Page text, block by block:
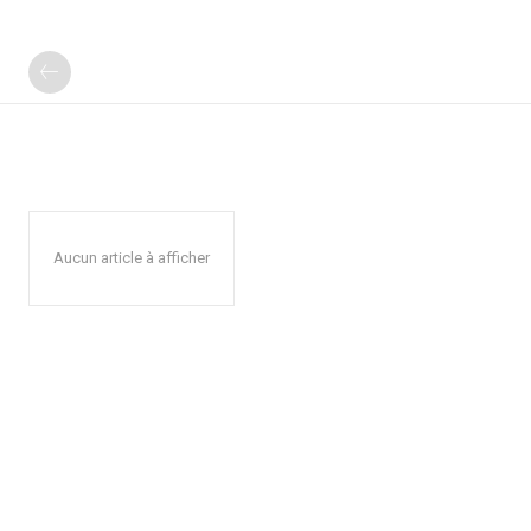
Aucun article à afficher